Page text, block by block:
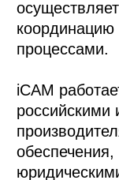
координацию
процессами.
iCAM
российскими